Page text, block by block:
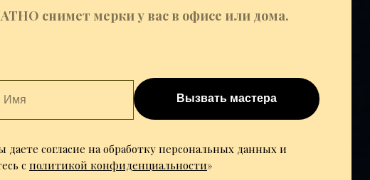
снимет мерки у вас в офисе или дома.
Вызвать мастера
согласие на обработку персональных данных и
c политикой конфиденциальности»